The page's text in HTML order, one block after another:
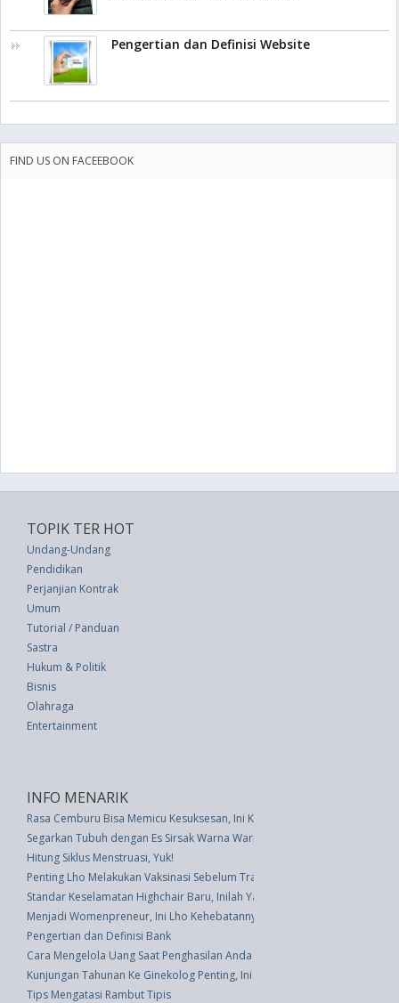
Pengertian dan Definisi Website
FIND US ON FACEEBOOK
TOPIK TER HOT
Undang-Undang
Pendidikan
Perjanjian Kontrak
Umum
Tutorial / Panduan
Sastra
Hukum & Politik
Bisnis
Olahraga
Entertainment
INFO MENARIK
Rasa Cemburu Bisa Memicu Kesuksesan, Ini Kiatnya
Segarkan Tubuh dengan Es Sirsak Warna Warni
Hitung Siklus Menstruasi, Yuk!
Penting Lho Melakukan Vaksinasi Sebelum Traveling
Standar Keselamatan Highchair Baru, Inilah Yang Harus Anda Ketahui
Menjadi Womenpreneur, Ini Lho Kehebatannya
Pengertian dan Definisi Bank
Cara Mengelola Uang Saat Penghasilan Anda Tidak Tetap
Kunjungan Tahunan Ke Ginekolog Penting, Ini Alasannya
Tips Mengatasi Rambut Tipis